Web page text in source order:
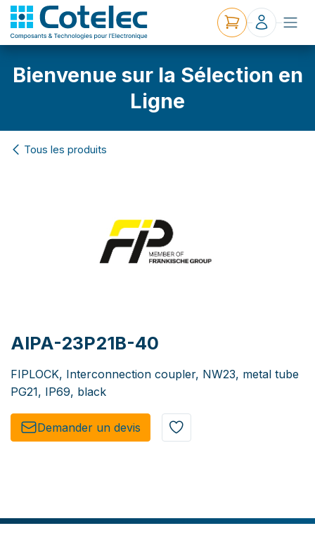
Bienvenue sur la Sélection en
Ligne
Tous les produits
AIPA-23P21B-40
FIPLOCK, Interconnection coupler, NW23, metal tube
PG21, IP69, black
Demander un de​​vis​​